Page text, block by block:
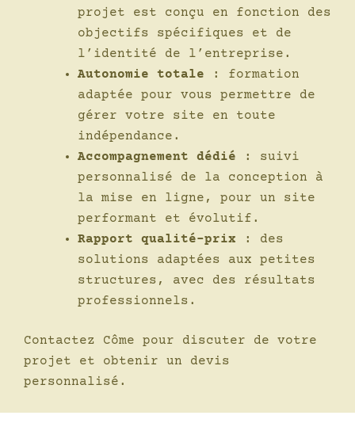
projet est conçu en fonction des
objectifs spécifiques et de
l’identité de l’entreprise.
Autonomie totale : formation
adaptée pour vous permettre de
gérer votre site en toute
indépendance.
Accompagnement dédié : suivi
personnalisé de la conception à
la mise en ligne, pour un site
performant et évolutif.
Rapport qualité-prix : des
solutions adaptées aux petites
structures, avec des résultats
professionnels.
Contactez Côme pour discuter de votre
projet et obtenir un devis
personnalisé.